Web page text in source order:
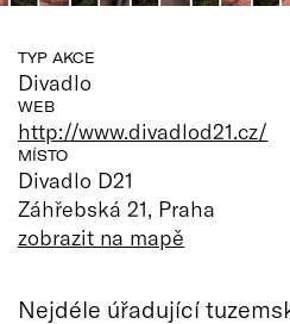
TYP AKCE
Divadlo
WEB
http://www.divadlod21.cz/
MÍSTO
Divadlo D21
Záhřebská 21, Praha
zobrazit na mapě
Nejdéle úřadující